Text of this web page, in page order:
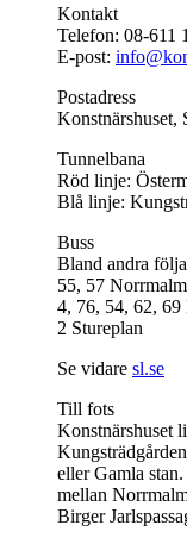
Kontakt
Telefon: 08-611
E-post:
Postadress
Konstnärshuset,
Tunnelbana
Röd linje:
Blå linje:
Buss
Bland andra
55, 57
4, 76, 54, 62,
2 Stureplan
Se vidare sl.se
Till fots
Konstnärshuset
eller Gamla
mellan
Birger